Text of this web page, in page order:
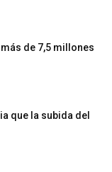
de 7,5 millones
que la subida del